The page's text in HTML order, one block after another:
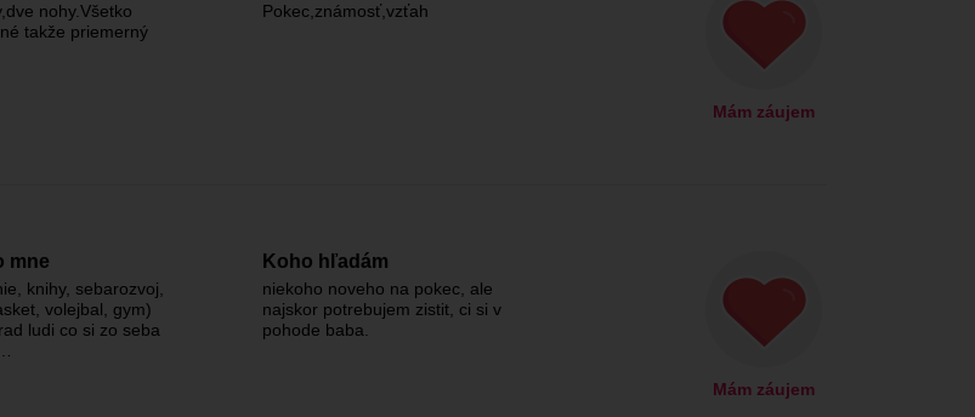
nohy.Všetko
takže priemerný
Pokec,známosť,vzťah
Mám záujem
mne
knihy, sebarozvoj,
volejbal, gym)
ludi co si zo seba
Koho hľadám
niekoho noveho na pokec, ale
najskor potrebujem zistit, ci si v
pohode baba.
Mám záujem